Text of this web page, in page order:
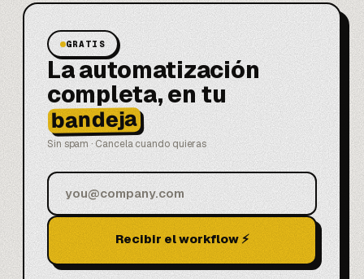
GRATIS
La automatización
completa, en tu
bandeja
Sin spam · Cancela cuando quieras
Recibir el workflow ⚡